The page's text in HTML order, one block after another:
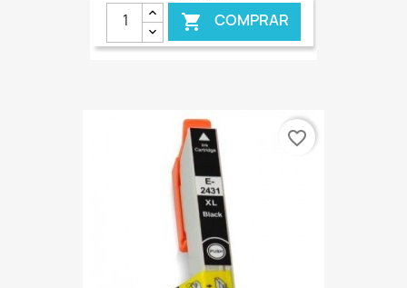
 COMPRAR
favorite_border